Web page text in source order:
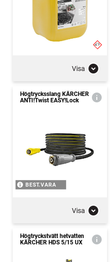
Visa
Högtrycksslang KÄRCHER
ANTI!Twist EASY!Lock
BEST.VARA
Visa
Högtryckstvätt hetvatten
KÄRCHER HDS 5/15 UX